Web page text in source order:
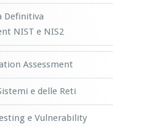
Definitiva
NIST e NIS2
Assessment
e delle Reti
e Vulnerability